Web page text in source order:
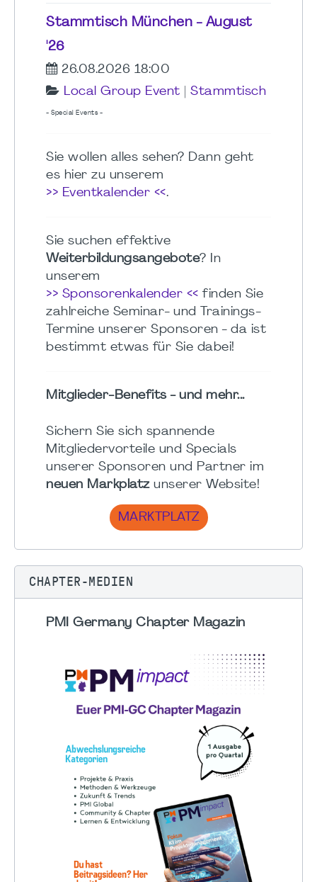
Stammtisch München - August
'26
26.08.2026 18:00
Local Group Event
Stammtisch
- Special Events -
Sie wollen alles sehen? Dann geht
es hier zu unserem
>> Eventkalender <<.
Sie suchen effektive
Weiterbildungsangebote? In
unserem
>> Sponsorenkalender << finden Sie
zahlreiche Seminar- und Trainings-
Termine unserer Sponsoren - da ist
bestimmt etwas für Sie dabei!
Mitglieder-Benefits - und mehr...
Sichern Sie sich spannende
Mitgliedervorteile und Specials
unserer Sponsoren und Partner im
neuen Markplatzunserer Website!
MARKTPLATZ
CHAPTER-MEDIEN
PMI Germany Chapter Magazin